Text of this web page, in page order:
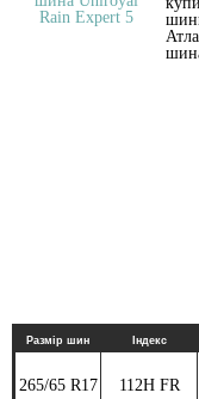
Размір шин Індекс
265/65 R17 112H FR